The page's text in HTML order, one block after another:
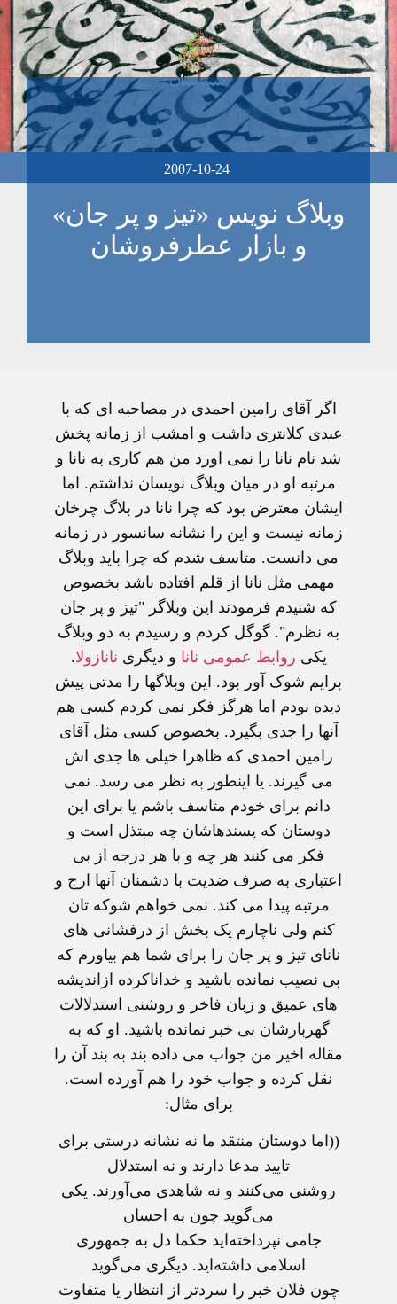
2007-10-24
وبلاگ نویس «تیز و پر جان»
و بازار عطرفروشان
اگر آقای رامین احمدی در مصاحبه ای که با
عبدی کلانتری داشت و امشب از زمانه پخش
شد نام نانا را نمی اورد من هم کاری به نانا و
مرتبه او در میان وبلاگ نویسان نداشتم. اما
ایشان معترض بود که چرا نانا در بلاگ چرخان
زمانه نیست و این را نشانه سانسور در زمانه
می دانست. متاسف شدم که چرا باید وبلاگ
مهمی مثل نانا از قلم افتاده باشد بخصوص
که شنیدم فرمودند این وبلاگر "تیز و پر جان
به نظرم". گوگل کردم و رسیدم به دو وبلاگ
یکی روابط عمومی نانا و دیگری نانازولا.
برایم شوک آور بود. این وبلاگها را مدتی پیش
دیده بودم اما هرگز فکر نمی کردم کسی هم
آنها را جدی بگیرد. بخصوص کسی مثل آقای
رامین احمدی که ظاهرا خیلی ها جدی اش
می گیرند. یا اینطور به نظر می رسد. نمی
دانم برای خودم متاسف باشم یا برای این
دوستان که پسندهاشان چه مبتذل است و
فکر می کنند هر چه و با هر درجه از بی
اعتباری به صرف ضدیت با دشمنان آنها ارج و
مرتبه پیدا می کند. نمی خواهم شوکه تان
کنم ولی ناچارم یک بخش از درفشانی های
نانای تیز و پر جان را برای شما هم بیاورم که
بی نصیب نمانده باشید و خداناکرده ازاندیشه
های عمیق و زبان فاخر و روشنی استدلالات
گهربارشان بی خبر نمانده باشید. او که به
مقاله اخیر من جواب می داده بند به بند آن را
نقل کرده و جواب خود را هم آورده است.
برای مثال:
((اما دوستان منتقد ما نه نشانه درستی برای
تایید مدعا دارند و نه استدلال
روشنی می‌کنند و نه شاهدی می‌آورند. یکی
می‌گوید چون به احسان
جامی نپرداخته‌اید حکما دل به جمهوری
اسلامی داشته‌اید. دیگری می‌گوید
چون فلان خبر را سردتر از انتظار یا متفاوت